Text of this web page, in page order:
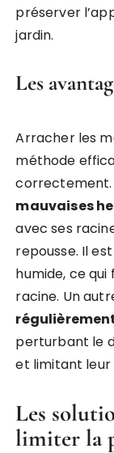
préserver
jardin.
Les
Arracher les
méthode
correctement.
mauvaises
avec ses
repousse. Il
humide, ce
racine. Un
perturbant le
et limitant
Les
limiter la